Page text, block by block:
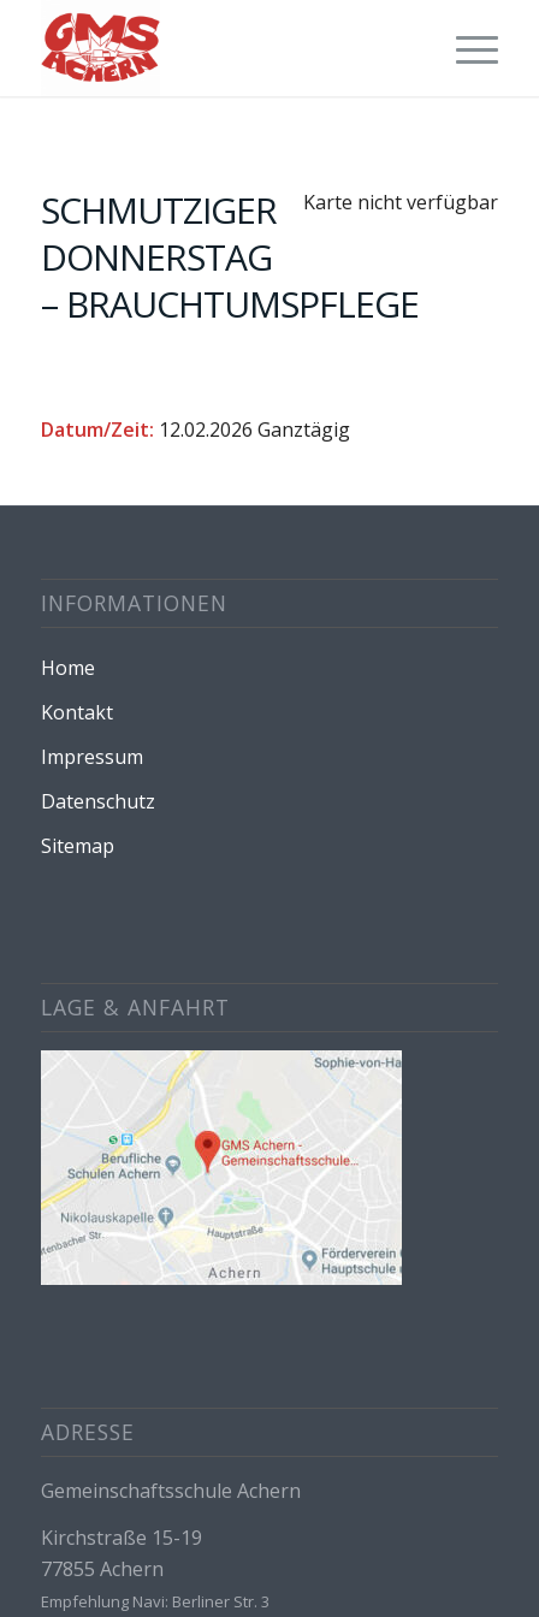
Karte nicht verfügbar
SCHMUTZIGER
DONNERSTAG
– BRAUCHTUMSPFLEGE
Datum/Zeit: 12.02.2026 Ganztägig
INFORMATIONEN
Home
Kontakt
Impressum
Datenschutz
Sitemap
LAGE & ANFAHRT
ADRESSE
Gemeinschaftsschule Achern
Kirchstraße 15-19
77855 Achern
Empfehlung Navi: Berliner Str. 3